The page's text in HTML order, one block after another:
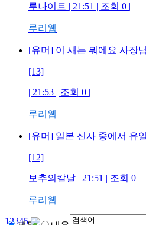
루나이트 | 21:51 | 조회 0 |
루리웹
[유머] 이 새는 뭐에요 사장
[13]
| 21:53 | 조회 0 |
루리웹
[유머] 일본 신사 중에서 유
[12]
보추의칼날 | 21:51 | 조회 0 |
루리웹
12345